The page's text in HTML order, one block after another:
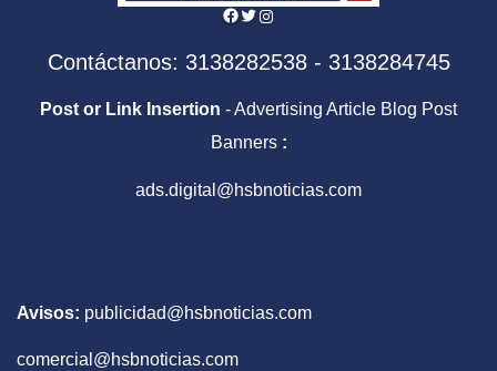
Facebook
Twitter
Instagram
Contáctanos: 3138282538 - 3138284745
Post or Link Insertion - Advertising Article Blog Post
Banners :
ads.digital@hsbnoticias.com
Avisos: publicidad@hsbnoticias.com
comercial@hsbnoticias.com